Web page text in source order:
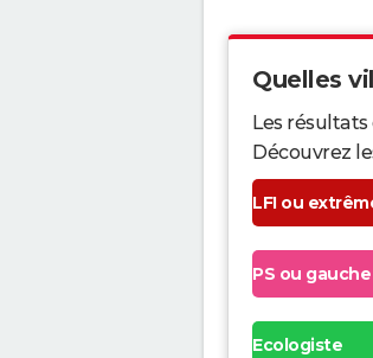
Quelles
Les
Découvrez
LFI ou
PS ou gauche
Ecologiste